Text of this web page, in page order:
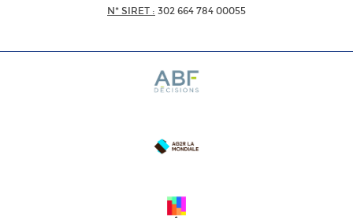
N* SIRET : 302 664 784 00055